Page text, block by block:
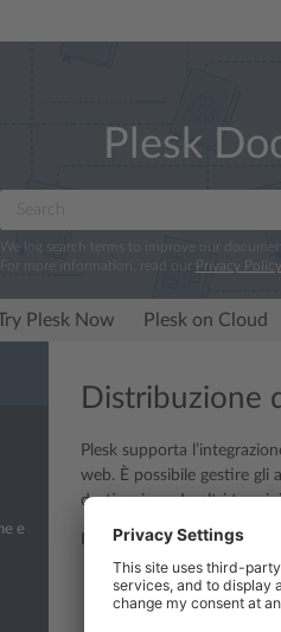
Plesk
We log search terms to improve our
For more information, read our Privacy Policy
Plesk Now Plesk on Cloud
e
Distribuzione
Plesk supporta
web. È possibile gestire
destinazione. In altri
In Plesk si possono
Uso dell’archivio
implementa le